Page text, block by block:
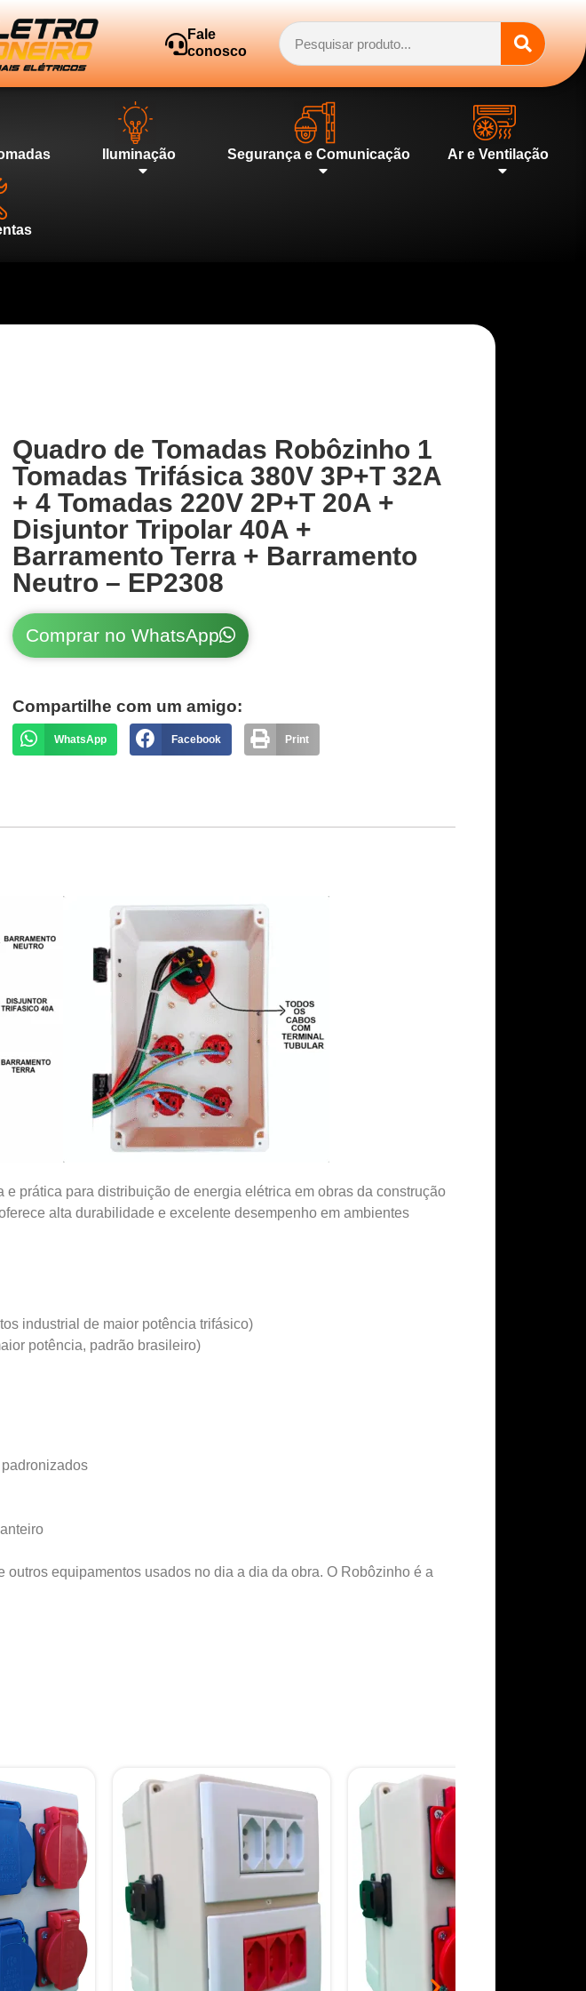
Fale
conosco
Iluminação Segurança e Comunicação Ar e Ventilação
Quadro de Tomadas Robôzinho 1
Tomadas Trifásica 380V 3P+T 32A
+ 4 Tomadas 220V 2P+T 20A +
Disjuntor Tripolar 40A +
Barramento Terra + Barramento
Neutro – EP2308
Comprar no WhatsApp
Compartilhe com um amigo:
WhatsApp Facebook Print
e prática para distribuição de energia elétrica em obras da construção
alta durabilidade e excelente desempenho em ambientes
industrial de maior potência trifásico)
potência, padrão brasileiro)
equipamentos usados no dia a dia da obra. O Robôzinho é a